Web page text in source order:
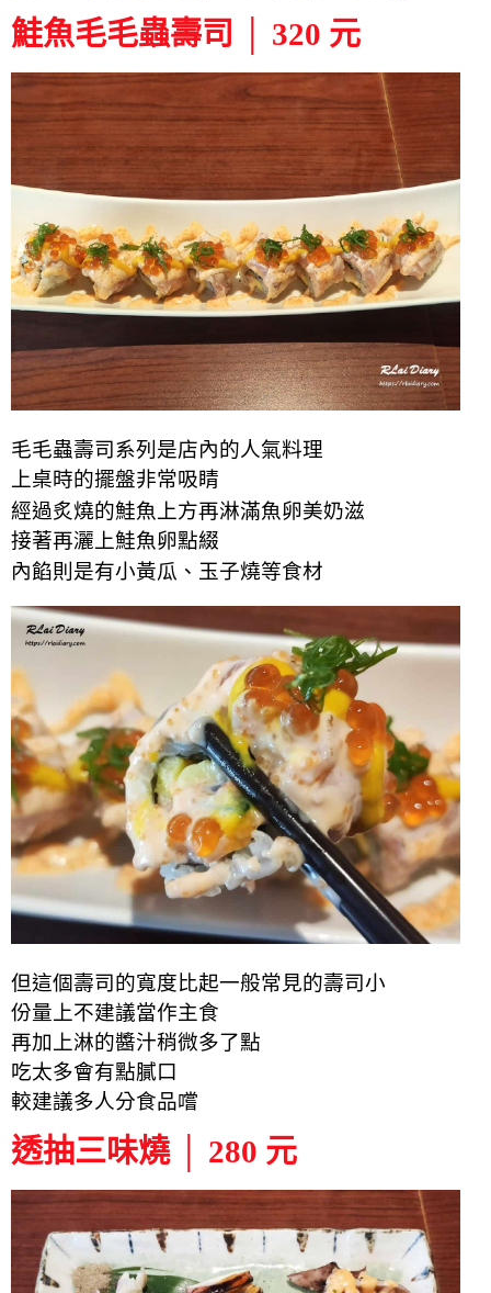
鮭魚毛毛蟲壽司 │ 320 元
毛毛蟲壽司系列是店內的人氣料理
上桌時的擺盤非常吸睛
經過炙燒的鮭魚上方再淋滿魚卵美奶滋
接著再灑上鮭魚卵點綴
內餡則是有小黃瓜、玉子燒等食材
但這個壽司的寬度比起一般常見的壽司小
份量上不建議當作主食
再加上淋的醬汁稍微多了點
吃太多會有點膩口
較建議多人分食品嚐
透抽三味燒 │ 280 元